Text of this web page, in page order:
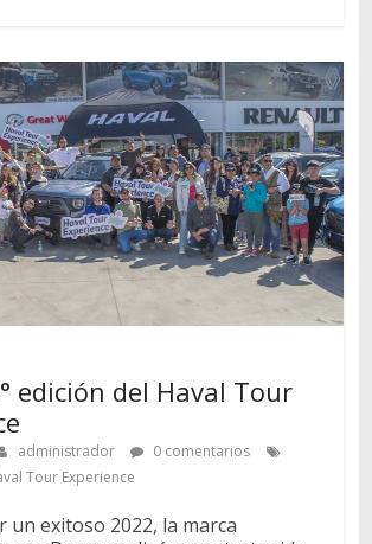
edición del Haval Tour
administrador
0 comentarios
Tour Experience
un exitoso 2022, la marca